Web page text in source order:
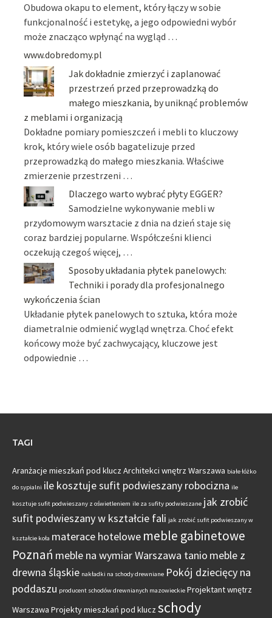
Obudowa okapu to element, który łączy w sobie
funkcjonalność i estetykę, a jego odpowiedni wybór
może znacząco wpłynąć na wygląd …
www.dobredomy.pl
Jak dokładnie zmierzyć i zaplanować
przestrzeń przed przeprowadzką do
małego mieszkania, by uniknąć problemów
z meblami i organizacją
Dokładne pomiary pomieszczeń i mebli to kluczowy
krok, który wiele osób bagatelizuje przed
przeprowadzką do małego mieszkania. Właściwe
zmierzenie przestrzeni …
Dlaczego warto wybrać płyty EGGER?
Samodzielne wykonywanie mebli w
przydomowym warsztacie z dnia na dzień staje się
coraz bardziej popularne. Współcześni klienci
oczekują czegoś więcej, …
Sposoby układania płytek panelowych:
Techniki i porady dla profesjonalnego
wykończenia ścian
Układanie płytek panelowych to sztuka, która może
diametralnie odmienić wygląd wnętrza. Choć efekt
końcowy może być zachwycający, kluczowe jest
odpowiednie …
TAGI
Aranżacje mieszkań pod klucz Architekci wnętrz Warszawa białe łóżko
do sypialni ile kosztuje sufit podwieszany robocizna ile
kosztuje sufit podwieszany z oświetleniem ile za sufity podwieszane jak zrobić
sufit podwieszany w kształcie fali jak zrobić sufit podwieszany w
kształcie koła materace hotelowe meble gabinetowe
Poznań meble na wymiar Warszawa tanio meble z
drewna śląskie nakładki na schody drewniane Pokój dziecięcy na
poddaszu producent schodów drewnianych mazowieckie Projektant wnętrz
Warszawa Projekty mieszkań pod klucz schody